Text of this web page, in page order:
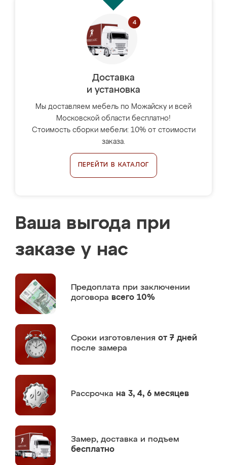
Доставка
и установка
Мы доставляем мебель по Можайску и всей
Московской области бесплатно!
Стоимость сборки мебели: 10% от стоимости
заказа.
ПЕРЕЙТИ В КАТАЛОГ
Ваша выгода при
заказе у нас
Предоплата при заключении
договора всего 10%
Сроки изготовления от 7 дней
после замера
Рассрочка на 3, 4, 6 месяцев
Замер, доставка и подъем
бесплатно